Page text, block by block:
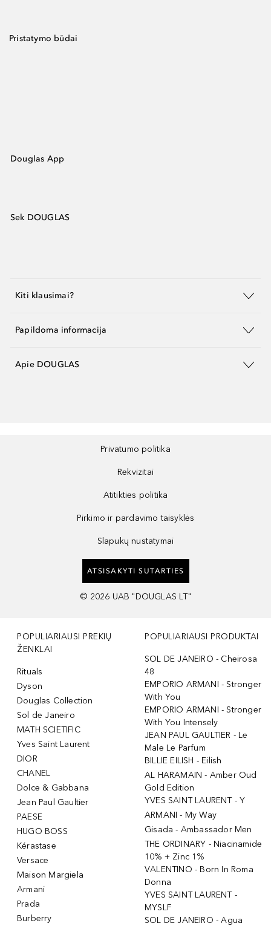
Pristatymo būdai
Douglas App
Sek DOUGLAS
Kiti klausimai?
Papildoma informacija
Apie DOUGLAS
Privatumo politika
Rekvizitai
Atitikties politika
Pirkimo ir pardavimo taisyklės
Slapukų nustatymai
ATSISAKYTI SUTARTIES
© 2026 UAB "DOUGLAS LT"
POPULIARIAUSI PREKIŲ
ŽENKLAI
Rituals
Dyson
Douglas Collection
Sol de Janeiro
MATH SCIETIFIC
Yves Saint Laurent
DIOR
CHANEL
Dolce & Gabbana
Jean Paul Gaultier
PAESE
HUGO BOSS
Kérastase
Versace
Maison Margiela
Armani
Prada
Burberry
POPULIARIAUSI PRODUKTAI
SOL DE JANEIRO - Cheirosa
48
EMPORIO ARMANI - Stronger
With You
EMPORIO ARMANI - Stronger
With You Intensely
JEAN PAUL GAULTIER - Le
Male Le Parfum
BILLIE EILISH - Eilish
AL HARAMAIN - Amber Oud
Gold Edition
YVES SAINT LAURENT - Y
ARMANI - My Way
Gisada - Ambassador Men
THE ORDINARY - Niacinamide
10% + Zinc 1%
VALENTINO - Born In Roma
Donna
YVES SAINT LAURENT -
MYSLF
SOL DE JANEIRO - Agua